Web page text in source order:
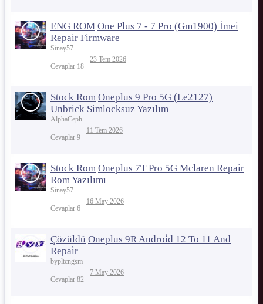
ENG ROM One Plus 7 - 7 Pro (Gm1900) İmei
Repair Firmware
Sinay57
Cevaplar 18
23 Tem 2026
Stock Rom Oneplus 9 Pro 5G (Le2127)
Unbrick Simlocksuz Yazılım
AlphaCeph
Cevaplar 9
11 Tem 2026
Stock Rom Oneplus 7T Pro 5G Mclaren Repair
Rom Yazılımı
Sinay57
Cevaplar 6
16 May 2026
Çözüldü Oneplus 9R Androi̇d 12 To 11 And
Repai̇r
bypltcngsm
Cevaplar 82
7 May 2026